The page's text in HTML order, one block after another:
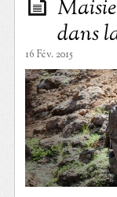
dans
16 Fév. 2015